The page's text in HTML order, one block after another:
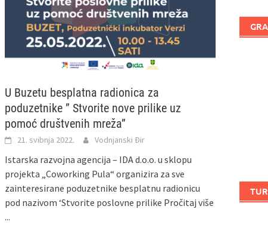
U Buzetu besplatna radionica za
poduzetnike ” Stvorite nove prilike uz
pomoć društvenih mreža”
21. svibnja 2022. Vodnjanski Đir
Istarska razvojna agencija – IDA d.o.o. u sklopu
projekta „Coworking Pula“ organizira za sve
zainteresirane poduzetnike besplatnu radionicu
pod nazivom ‘Stvorite poslovne prilike Pročitaj više
...